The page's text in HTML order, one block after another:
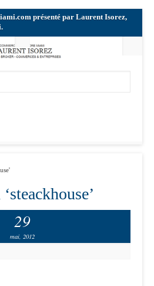
présenté par Laurent Isorez,
29
mai, 2012